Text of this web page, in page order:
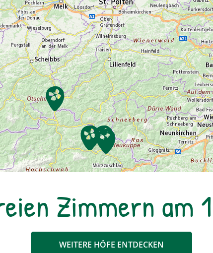
Zimmern am
WEITERE HÖFE ENTDECKEN